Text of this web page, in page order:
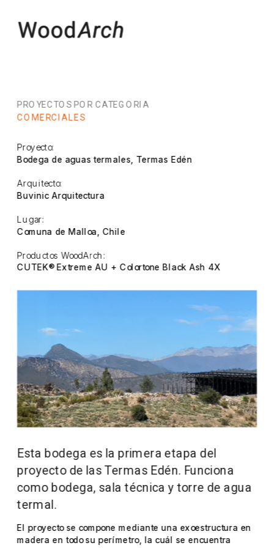
PROYECTOS POR CATEGORIA
COMERCIALES
Proyecto:
Bodega de aguas termales, Termas Edén
Arquitecto:
Buvinic Arquitectura
Lugar:
Comuna de Malloa, Chile
Productos WoodArch:
CUTEK® Extreme AU + Colortone Black Ash 4X
Esta bodega es la primera etapa del
proyecto de las Termas Edén. Funciona
como bodega, sala técnica y torre de agua
termal.
El proyecto se compone mediante una exoestructura en
madera en todo su perímetro, la cuál se encuentra